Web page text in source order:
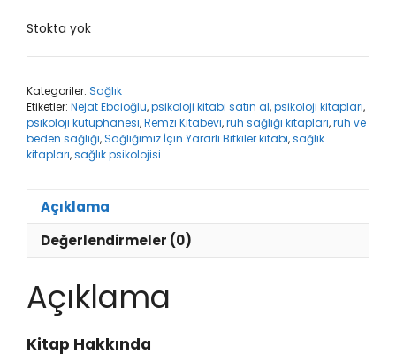
Stokta yok
Kategoriler: Sağlık
Etiketler: Nejat Ebcioğlu,psikoloji kitabı satın al,psikoloji kitapları,
psikoloji kütüphanesi,Remzi Kitabevi,ruh sağlığı kitapları,ruh ve
beden sağlığı,Sağlığımız İçin Yararlı Bitkiler kitabı,sağlık
kitapları,sağlık psikolojisi
Açıklama
Değerlendirmeler (0)
Açıklama
Kitap Hakkında